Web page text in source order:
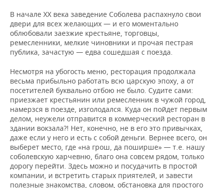
В начале XX века заведение Соболева распахнуло свои
двери для всех желающих — и его моментально
облюбовали заезжие крестьяне, торговцы,
ремесленники, мелкие чиновники и прочая пестрая
публика, зачастую — едва сошедшая с поезда.
Несмотря на убогость меню, ресторация продолжала
весьма прибыльно работать всю царскую эпоху, а от
посетителей буквально отбою не было. Судите сами:
приезжает крестьянин или ремесленник в чужой город,
намерзся в поезде, изголодался. Куда он пойдет первым
делом, неужели отправится в коммерческий ресторан в
здании вокзала?! Нет, конечно, не в его это привычках,
даже если у него и есть с собой деньги. Вернее всего, он
выберет место, где «на грош, да поширше» — т.е. нашу
соболевскую харчевню, благо она совсем рядом, только
дорогу перейти. Здесь можно и посудачить в простой
компании, и встретить старых приятелей, и завести
полезные знакомства, словом, обстановка для простого